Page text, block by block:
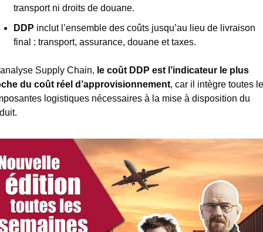
transport ni droits de douane.
DDP inclut l’ensemble des coûts jusqu’au lieu de livraison
final : transport, assurance, douane et taxes.
Supply Chain, le coût DDP est l’indicateur le plus
du coût réel d’approvisionnement, car il intègre toutes
logistiques nécessaires à la mise à disposition du